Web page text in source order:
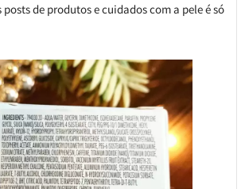
de produtos e cuidados com a pele é só